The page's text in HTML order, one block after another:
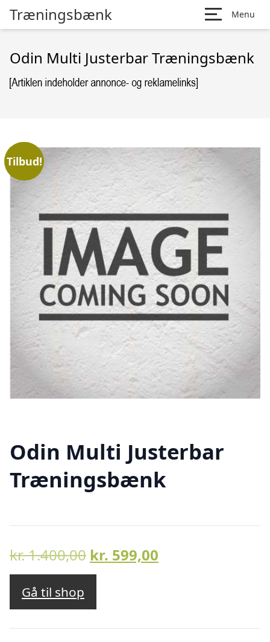
Træningsbænk Menu
Odin Multi Justerbar Træningsbænk
Tilbud!
Odin Multi Justerbar
Træningsbænk
kr.1.400,00 Den
oprindelige
var:
kr. 1.400,00.
kr. 599,00
kr. 599,00.
Gå til shop